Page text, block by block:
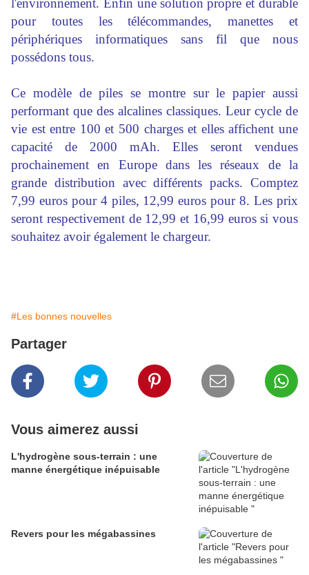
l'environnement. Enfin une solution propre et durable
pour toutes les télécommandes, manettes et
périphériques informatiques sans fil que nous
possédons tous.
Ce modèle de piles se montre sur le papier aussi
performant que des alcalines classiques. Leur cycle de
vie est entre 100 et 500 charges et elles affichent une
capacité de 2000 mAh. Elles seront vendues
prochainement en Europe dans les réseaux de la
grande distribution avec différents packs. Comptez
7,99 euros pour 4 piles, 12,99 euros pour 8. Les prix
seront respectivement de 12,99 et 16,99 euros si vous
souhaitez avoir également le chargeur.
#Les bonnes nouvelles
Partager
Vous aimerez aussi
L'hydrogène sous-terrain : une
manne énergétique inépuisable
Revers pour les mégabassines